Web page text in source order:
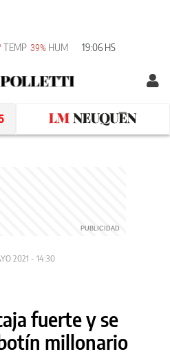
TEMP 39% HUM 19:06 HS
2021 - 14:30
fuerte y se
millonario